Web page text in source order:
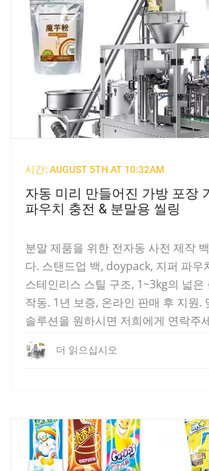
시간: AUGUST 5TH AT 10:32AM
자동 미리 만들어진 가방 포장
파우치 충전 & 분말용 씰링
분말 제품을 위한 전자동 사전 제작
다. 스탠드업 백, doypack, 지퍼 파우
스테인리스 스틸 구조, 1~3kg의 넓은
작동. 1년 보증, 온라인 판매 후 지원.
솔루션을 원하시면 저희에게 연락주
더 읽으십시오